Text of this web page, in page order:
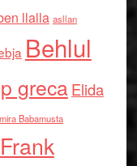
llalla asllan
Behlul
grecaElida
Babamusta
Frank